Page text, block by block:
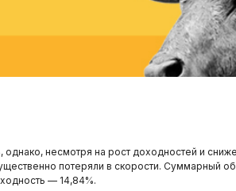
несмотря на рост доходностей и
потеряли в скорости. Суммарный
— 14,84%.